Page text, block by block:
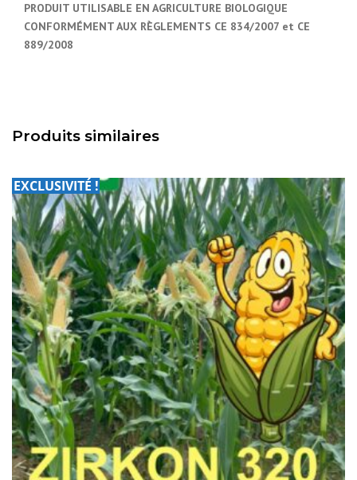
PRODUIT UTILISABLE EN AGRICULTURE BIOLOGIQUE
CONFORMÉMENT AUX RÈGLEMENTS CE 834/2007 et CE
889/2008
Produits similaires
EXCLUSIVITÉ !